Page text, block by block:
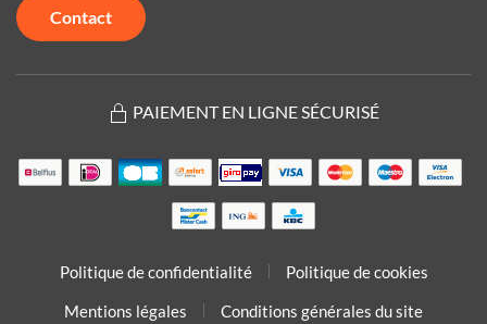
Contact
PAIEMENT EN LIGNE SÉCURISÉ
Politique de confidentialité
Politique de cookies
Mentions légales
Conditions générales du site